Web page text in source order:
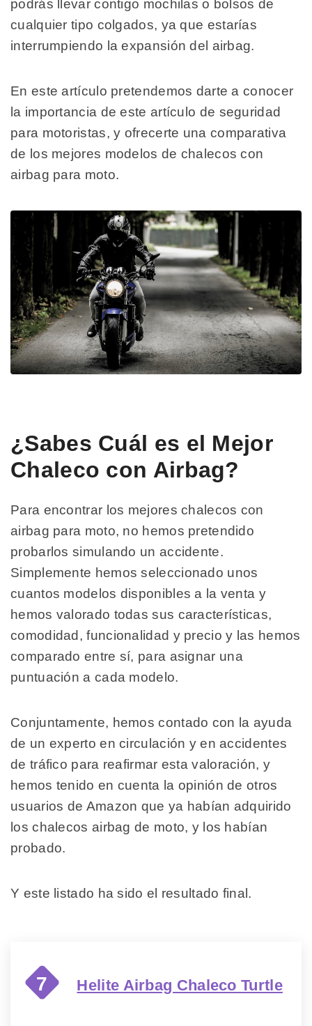
podrás llevar contigo mochilas o bolsos de
cualquier tipo colgados, ya que estarías
interrumpiendo la expansión del airbag.
En este artículo pretendemos darte a conocer
la importancia de este artículo de seguridad
para motoristas, y ofrecerte una comparativa
de los mejores modelos de chalecos con
airbag para moto.
¿Sabes Cuál es el Mejor
Chaleco con Airbag?
Para encontrar los mejores chalecos con
airbag para moto, no hemos pretendido
probarlos simulando un accidente.
Simplemente hemos seleccionado unos
cuantos modelos disponibles a la venta y
hemos valorado todas sus características,
comodidad, funcionalidad y precio y las hemos
comparado entre sí, para asignar una
puntuación a cada modelo.
Conjuntamente, hemos contado con la ayuda
de un experto en circulación y en accidentes
de tráfico para reafirmar esta valoración, y
hemos tenido en cuenta la opinión de otros
usuarios de Amazon que ya habían adquirido
los chalecos airbag de moto, y los habían
probado.
Y este listado ha sido el resultado final.
7 Helite Airbag Chaleco Turtle